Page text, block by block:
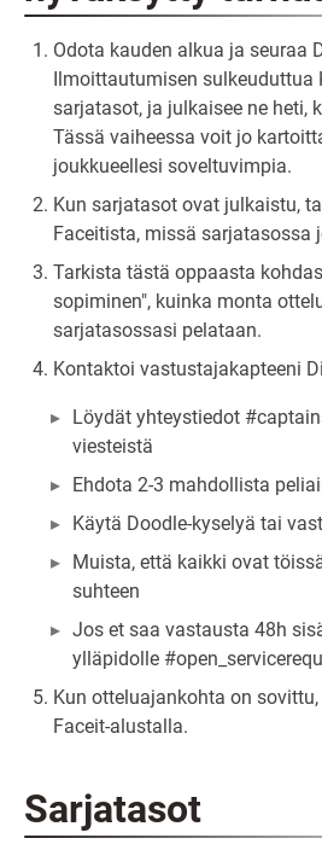
Odota kauden alkua ja seuraa
Ilmoittautumisen sulkeuduttua
sarjatasot, ja julkaisee ne heti,
Tässä vaiheessa voit jo
joukkueellesi soveltuvimpia.
Kun sarjatasot ovat julkaistu,
Faceitista, missä sarjatasossa
Tarkista tästä oppaasta
sopiminen", kuinka monta
sarjatasossasi pelataan.
Kontaktoi vastustajakapteeni
Löydät yhteystiedot
viesteistä
Ehdota 2-3 mahdollista
Käytä Doodle-kyselyä tai
Muista, että kaikki ovat
suhteen
Jos et saa vastausta 48h
ylläpidolle
Kun otteluajankohta on
Faceit-alustalla.
Sarjatasot